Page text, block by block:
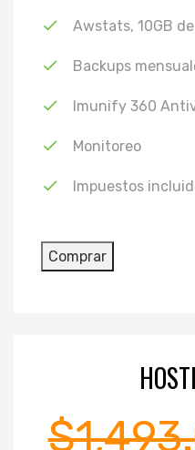
Awstats, 10GB
Backups
Imunify 360
Monitoreo
Impuestos